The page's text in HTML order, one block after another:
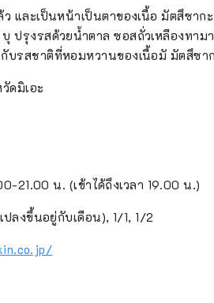
และเป็นหน้าเป็นตาของเนื้อ มัตสึซาก
ปรุงรสด้วยน้ำตาล ซอสถั่วเหลืองทาม
บรสชาติที่หอมหวานของเนื้อมั มัตสึซา
ดมิเอะ
21.00 น. (เข้าได้ถึงเวลา 19.00 น.)
ลงขึ้นอยู่กับเดือน), 1/1, 1/2